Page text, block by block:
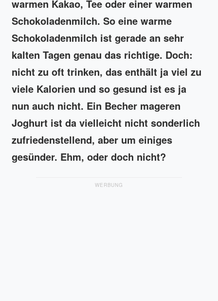
warmen Kakao, Tee oder einer warmen
Schokoladenmilch. So eine warme
Schokoladenmilch ist gerade an sehr
kalten Tagen genau das richtige. Doch:
nicht zu oft trinken, das enthält ja viel zu
viele Kalorien und so gesund ist es ja
nun auch nicht. Ein Becher mageren
Joghurt ist da vielleicht nicht sonderlich
zufriedenstellend, aber um einiges
gesünder. Ehm, oder doch nicht?
WERBUNG